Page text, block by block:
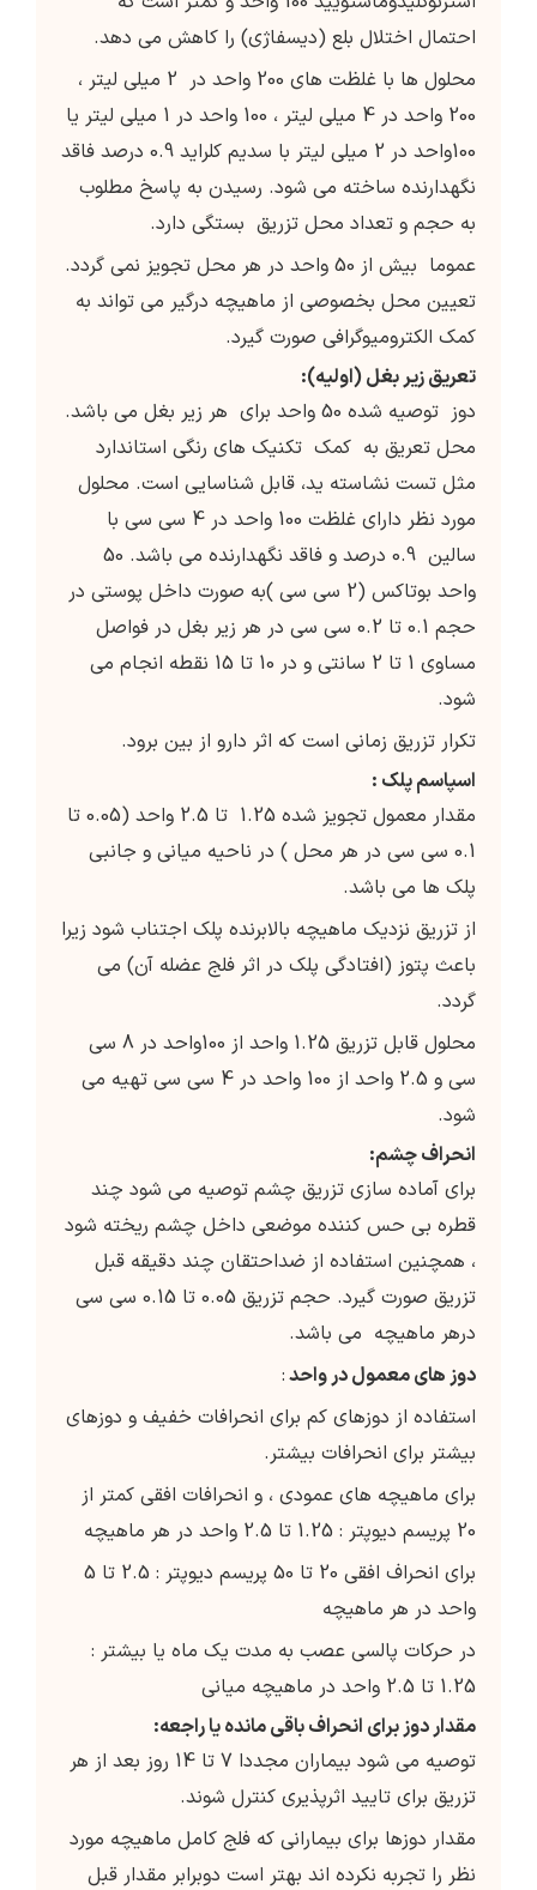
احتمال اختلال بلع (دیسفاژی) را کاهش می دهد.
محلول ها با غلظت های 200 واحد در 2 میلی لیتر ،
200 واحد در 4 میلی لیتر ، 100 واحد در 1 میلی لیتر یا
100واحد در 2 میلی لیتر با سدیم کلراید 0.9 درصد فاقد
نگهدارنده ساخته می شود. رسیدن به پاسخ مطلوب
به حجم و تعداد محل تزریق بستگی دارد.
عموما بیش از 50 واحد در هر محل تجویز نمی گردد.
تعیین محل بخصوصی از ماهیچه درگیر می تواند به
کمک الکترومیوگرافی صورت گیرد.
تعریق زیر بغل (اولیه):
دوز توصیه شده 50 واحد برای هر زیر بغل می باشد.
محل تعریق به کمک تکنیک های رنگی استاندارد
مثل تست نشاسته ید، قابل شناسایی است. محلول
مورد نظر دارای غلظت 100 واحد در 4 سی سی با
سالین 0.9 درصد و فاقد نگهدارنده می باشد. 50
واحد بوتاکس (2 سی سی )به صورت داخل پوستی در
حجم 0.1 تا 0.2 سی سی در هر زیر بغل در فواصل
مساوی 1 تا 2 سانتی و در 10 تا 15 نقطه انجام می
شود.
تکرار تزریق زمانی است که اثر دارو از بین برود.
اسپاسم پلک :
مقدار معمول تجویز شده 1.25 تا 2.5 واحد (0.05 تا
0.1 سی سی در هر محل ) در ناحیه میانی و جانبی
پلک ها می باشد.
از تزریق نزدیک ماهیچه بالابرنده پلک اجتناب شود زیرا
باعث پتوز (افتادگی پلک در اثر فلج عضله آن) می
گردد.
محلول قابل تزریق 1.25 واحد از 100واحد در 8 سی
سی و 2.5 واحد از 100 واحد در 4 سی سی تهیه می
شود.
انحراف چشم:
برای آماده سازی تزریق چشم توصیه می شود چند
قطره بی حس کننده موضعی داخل چشم ریخته شود
، همچنین استفاده از ضداحتقان چند دقیقه قبل
تزریق صورت گیرد. حجم تزریق 0.05 تا 0.15 سی سی
درهر ماهیچه می باشد.
دوز های معمول در واحد:
استفاده از دوزهای کم برای انحرافات خفیف و دوزهای
بیشتر برای انحرافات بیشتر.
برای ماهیچه های عمودی ، و انحرافات افقی کمتر از
20 پریسم دیوپتر : 1.25 تا 2.5 واحد در هر ماهیچه
برای انحراف افقی 20 تا 50 پریسم دیوپتر : 2.5 تا 5
واحد در هر ماهیچه
در حرکات پالسی عصب به مدت یک ماه یا بیشتر :
1.25 تا 2.5 واحد در ماهیچه میانی
مقدار دوز برای انحراف باقی مانده یا راجعه:
توصیه می شود بیماران مجددا 7 تا 14 روز بعد از هر
تزریق برای تایید اثرپذیری کنترل شوند.
مقدار دوزها برای بیمارانی که فلج کامل ماهیچه مورد
نظر را تجربه نکرده اند بهتر است دوبرابر مقدار قبل